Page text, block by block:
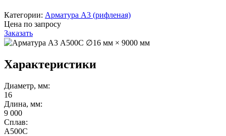
Категории: Арматура А3 (рифленая)
Цена по запросу
Заказать
Характеристики
Диаметр, мм:
16
Длина, мм:
9 000
Сплав:
А500С